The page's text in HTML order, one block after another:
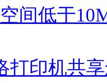
间低于
打印机共